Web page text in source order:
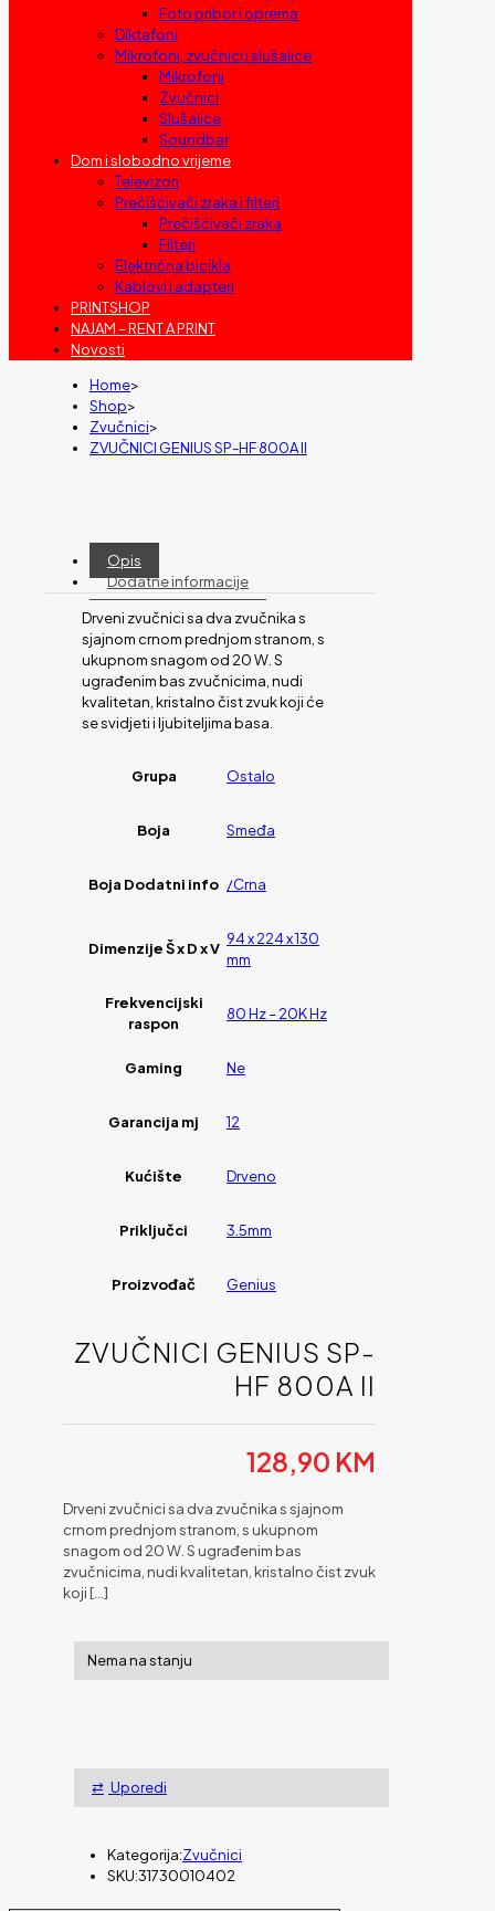
Foto pribor i oprema
Diktafoni
Mikrofoni, zvučnici i slušalice
Mikrofoni
Zvučnici
Slušalice
Soundbar
Dom i slobodno vrijeme
Televizori
Prečišćivači zraka i filteri
Prečišćivači zraka
Filteri
Električna bicikla
Kablovi i adapteri
PRINTSHOP
NAJAM – RENT A PRINT
Novosti
Home>
Shop>
Zvučnici>
ZVUČNICI GENIUS SP-HF 800A II
Opis
Dodatne informacije
Drveni zvučnici sa dva zvučnika s
sjajnom crnom prednjom stranom, s
ukupnom snagom od 20 W. S
ugrađenim bas zvučnicima, nudi
kvalitetan, kristalno čist zvuk koji će
se svidjeti i ljubiteljima basa.
Grupa Ostalo
Boja Smeđa
Boja Dodatni info /Crna
Dimenzije Š x D x V
94 x 224 x 130
mm
Frekvencijski
raspon
80 Hz – 20K Hz
Gaming Ne
Garancija mj 12
Kućište Drveno
Priključci 3.5mm
Proizvođač Genius
ZVUČNICI GENIUS SP-
HF 800A II
128,90 KM
Drveni zvučnici sa dva zvučnika s sjajnom
crnom prednjom stranom, s ukupnom
snagom od 20 W. S ugrađenim bas
zvučnicima, nudi kvalitetan, kristalno čist zvuk
koji […]
Nema na stanju
Uporedi
Kategorija:Zvučnici
SKU:31730010402